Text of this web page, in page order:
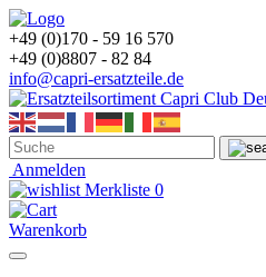
+49 (0)170 - 59 16 570
+49 (0)8807 - 82 84
info@capri-ersatzteile.de
Anmelden
Merkliste 0
Warenkorb